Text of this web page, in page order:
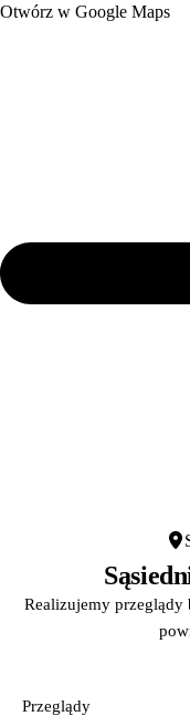
Otwórz w Google Maps
Realizujemy przeglądy
Przeglądy